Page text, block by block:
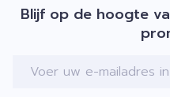
Blijf op de hoogte
E-mail adres